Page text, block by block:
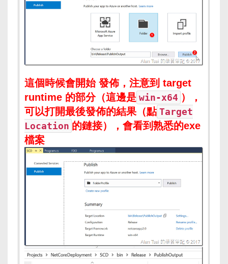
這個時候會開始 發佈，注意到 target
runtime 的部分（這邊是 win-x64 ），
可以打開最後發佈的結果（點 Target
Location 的鏈接），會看到熟悉的exe
檔案